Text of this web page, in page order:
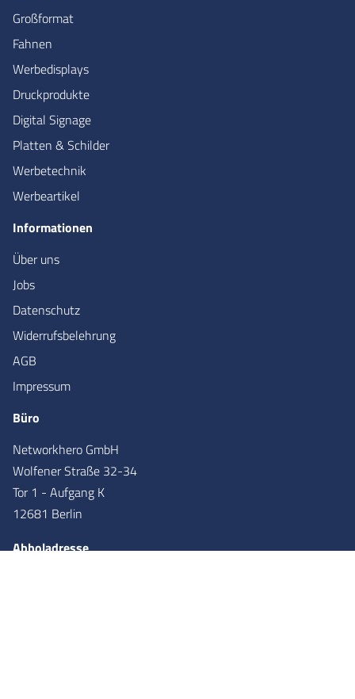
Großformat
Fahnen
Werbedisplays
Druckprodukte
Digital Signage
Platten & Schilder
Werbetechnik
Werbeartikel
Informationen
Über uns
Jobs
Datenschutz
Widerrufsbelehrung
AGB
Impressum
Büro
Networkhero GmbH
Wolfener Straße 32-34
Tor 1 - Aufgang K
12681 Berlin
Abholadresse